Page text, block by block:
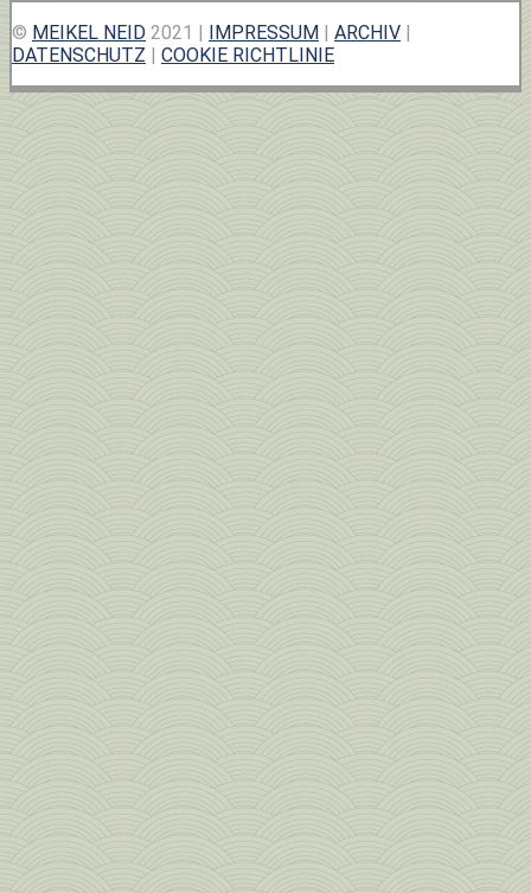
© MEIKEL NEID 2021 | IMPRESSUM | ARCHIV |
DATENSCHUTZ | COOKIE RICHTLINIE